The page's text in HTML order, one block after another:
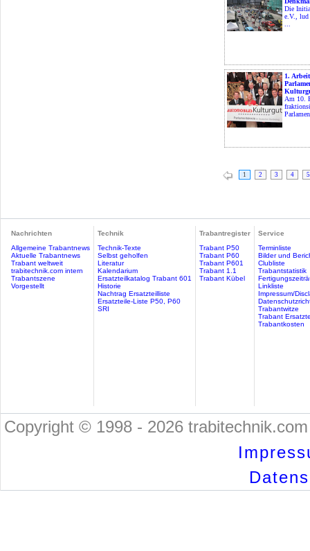
Die
e.V., lud
1.
Am 10.
1 2 3 4 5
Nachrichten
Allgemeine Trabantnews
Aktuelle Trabantnews
Trabant weltweit
trabitechnik.com intern
Trabantszene
Vorgestellt
Technik
Technik-Texte
Selbst geholfen
Literatur
Kalendarium
Ersatzteilkatalog Trabant 601
Historie
Nachtrag Ersatzteilliste
Ersatzteile-Liste P50, P60
SRI
Trabantregister
Trabant P50
Trabant P60
Trabant P601
Trabant 1.1
Trabant Kübel
Service
Terminliste
Bilder und
Clubliste
Trabantstatistik
Linkliste
Impressum/
Trabantwitze
Trabant
Trabantkosten
Copyright © 1998 - 2026